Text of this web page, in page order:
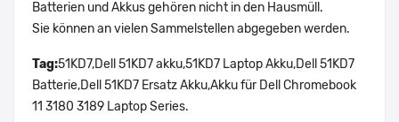
Batterien und Akkus gehören nicht in den Hausmüll.
Sie können an vielen Sammelstellen abgegeben werden.
Tag:51KD7,Dell 51KD7 akku,51KD7 Laptop Akku,Dell 51KD7
Batterie,Dell 51KD7 Ersatz Akku,Akku für Dell Chromebook
11 3180 3189 Laptop Series.